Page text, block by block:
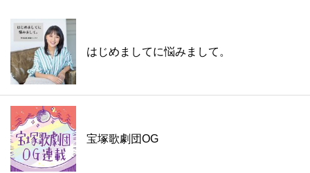
はじめましてに悩みまして。
宝塚歌劇団OG